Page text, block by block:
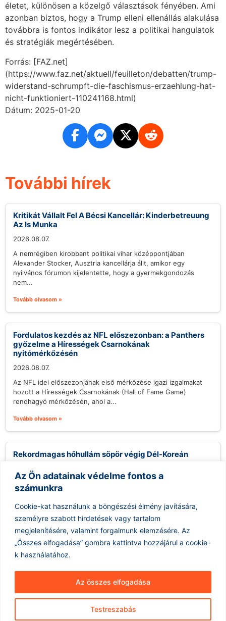
Az Ön adatainak védelme fontos a
számunkra
Cookie-kat használunk a böngészési élmény javítására,
személyre szabott hirdetések vagy tartalom
megjelenítésére, valamint forgalmunk elemzésére. Az
„Összes elfogadása” gombra kattintva hozzájárul a cookie-
k használatához.
Testreszabás
Az összes elfogadása
életet, különösen a közelgő választások fényében. Ami
azonban biztos, hogy a Trump elleni ellenállás alakulása
továbbra is fontos indikátor lesz a politikai hangulatok
és stratégiák megértésében.
Forrás: [FAZ.net]
(https://www.faz.net/aktuell/feuilleton/debatten/trump-
widerstand-schrumpft-die-faschismus-erzaehlung-hat-
nicht-funktioniert-110241168.html)
Dátum: 2025-01-20
További hírek
Kritikát Vállalt Fel A Bécsi Kancellár: Kinderbetreuung
Az Is Munka
2026.08.07.
A nemrégiben kirobbant politikai vihar középpontjában
Alexander Stocker, Ausztria kancellárja állt, amikor egy
nyilvános fórumon kijelentette, hogy a gyermekgondozás
nem...
Tovább olvasom »
Fordulatos kezdés az NFL előszezonban: a Panthers
győzelme a Hírességek Csarnokának
nyitómérkőzésén
2026.08.07.
Az NFL idei előszezonjának első mérkőzése igazi izgalmakat
hozott a Hírességek Csarnokának (Hall of Fame Game)
rendhagyó mérkőzésén, ahol a...
Tovább olvasom »
Rekordmagas hőhullám söpör végig Dél-Koreán
Dél-Koreát jelenleg egy példátlan hőhullám sújtja, amely
rekordmagas hőmérsékleteket eredményez az országban. A
korábbi hőmérsékleti rekordokat megdöntve, a hőmérők
higanyszála...
Tovább olvasom »